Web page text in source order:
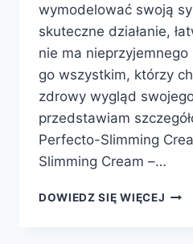
wymodelować swoją
skuteczne działanie,
nie ma
go wszystkim, którzy
zdrowy wygląd
przedstawiam
Perfecto-Slimming
Slimming Cream –…
DOWIEDZ SIĘ WIĘCEJ